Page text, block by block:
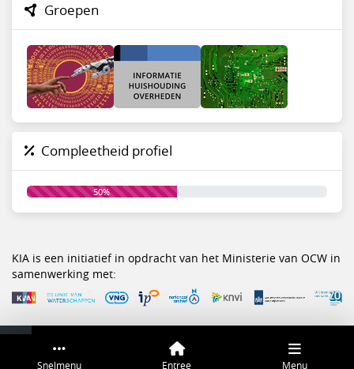
Snelmenu Entree Menu
Groepen
Compleetheid profiel
50%
KIA is een initiatief in opdracht van het Ministerie van OCW in
samenwerking met:
Service & help Sneltoetsen